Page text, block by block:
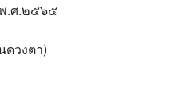
.ศ.๒๕๖๕
วงตา)